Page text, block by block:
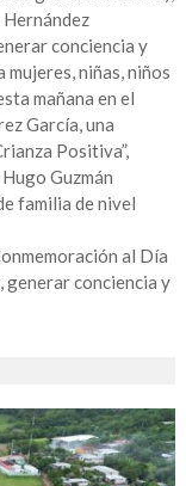
conciencia y
niñas, niños
mañana en el
García, una
Positiva”,
Guzmán
familia de nivel
al Día
generar conciencia y